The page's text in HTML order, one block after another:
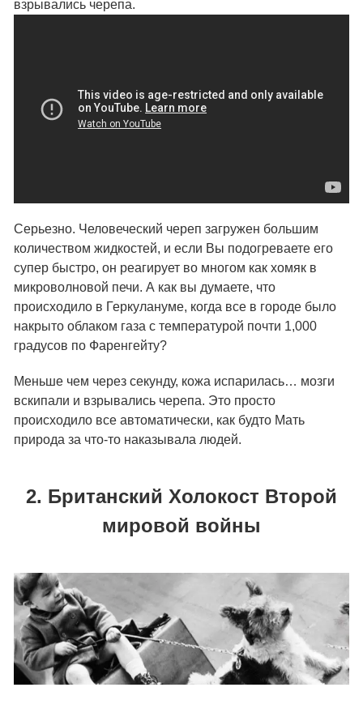
взрывались черепа.
Серьезно. Человеческий череп загружен большим
количеством жидкостей, и если Вы подогреваете его
супер быстро, он реагирует во многом как хомяк в
микроволновой печи. А как вы думаете, что
происходило в Геркулануме, когда все в городе было
накрыто облаком газа с температурой почти 1,000
градусов по Фаренгейту?
Меньше чем через секунду, кожа испарилась… мозги
вскипали и взрывались черепа. Это просто
происходило все автоматически, как будто Мать
природа за что-то наказывала людей.
2. Британский Холокост Второй
мировой войны